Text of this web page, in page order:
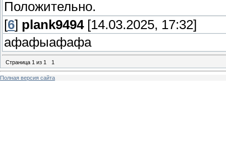
Положительно.
[6] plank9494[14.03.2025, 17:32]
афафыафафа
Страница 1 из 1 1
Полная версия сайта